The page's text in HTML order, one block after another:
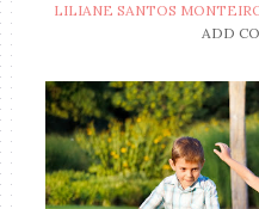
LILIANE SANTOS
ADD